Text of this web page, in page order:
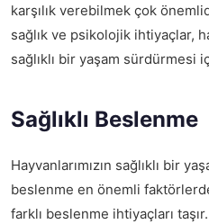
karşılık verebilmek çok
sağlık ve psikolojik ihtiyaçlar,
sağlıklı bir yaşam sürdürmesi
Sağlıklı Beslenme
Hayvanlarımızın sağlıklı bir
beslenme en önemli
farklı beslenme ihtiyaçları